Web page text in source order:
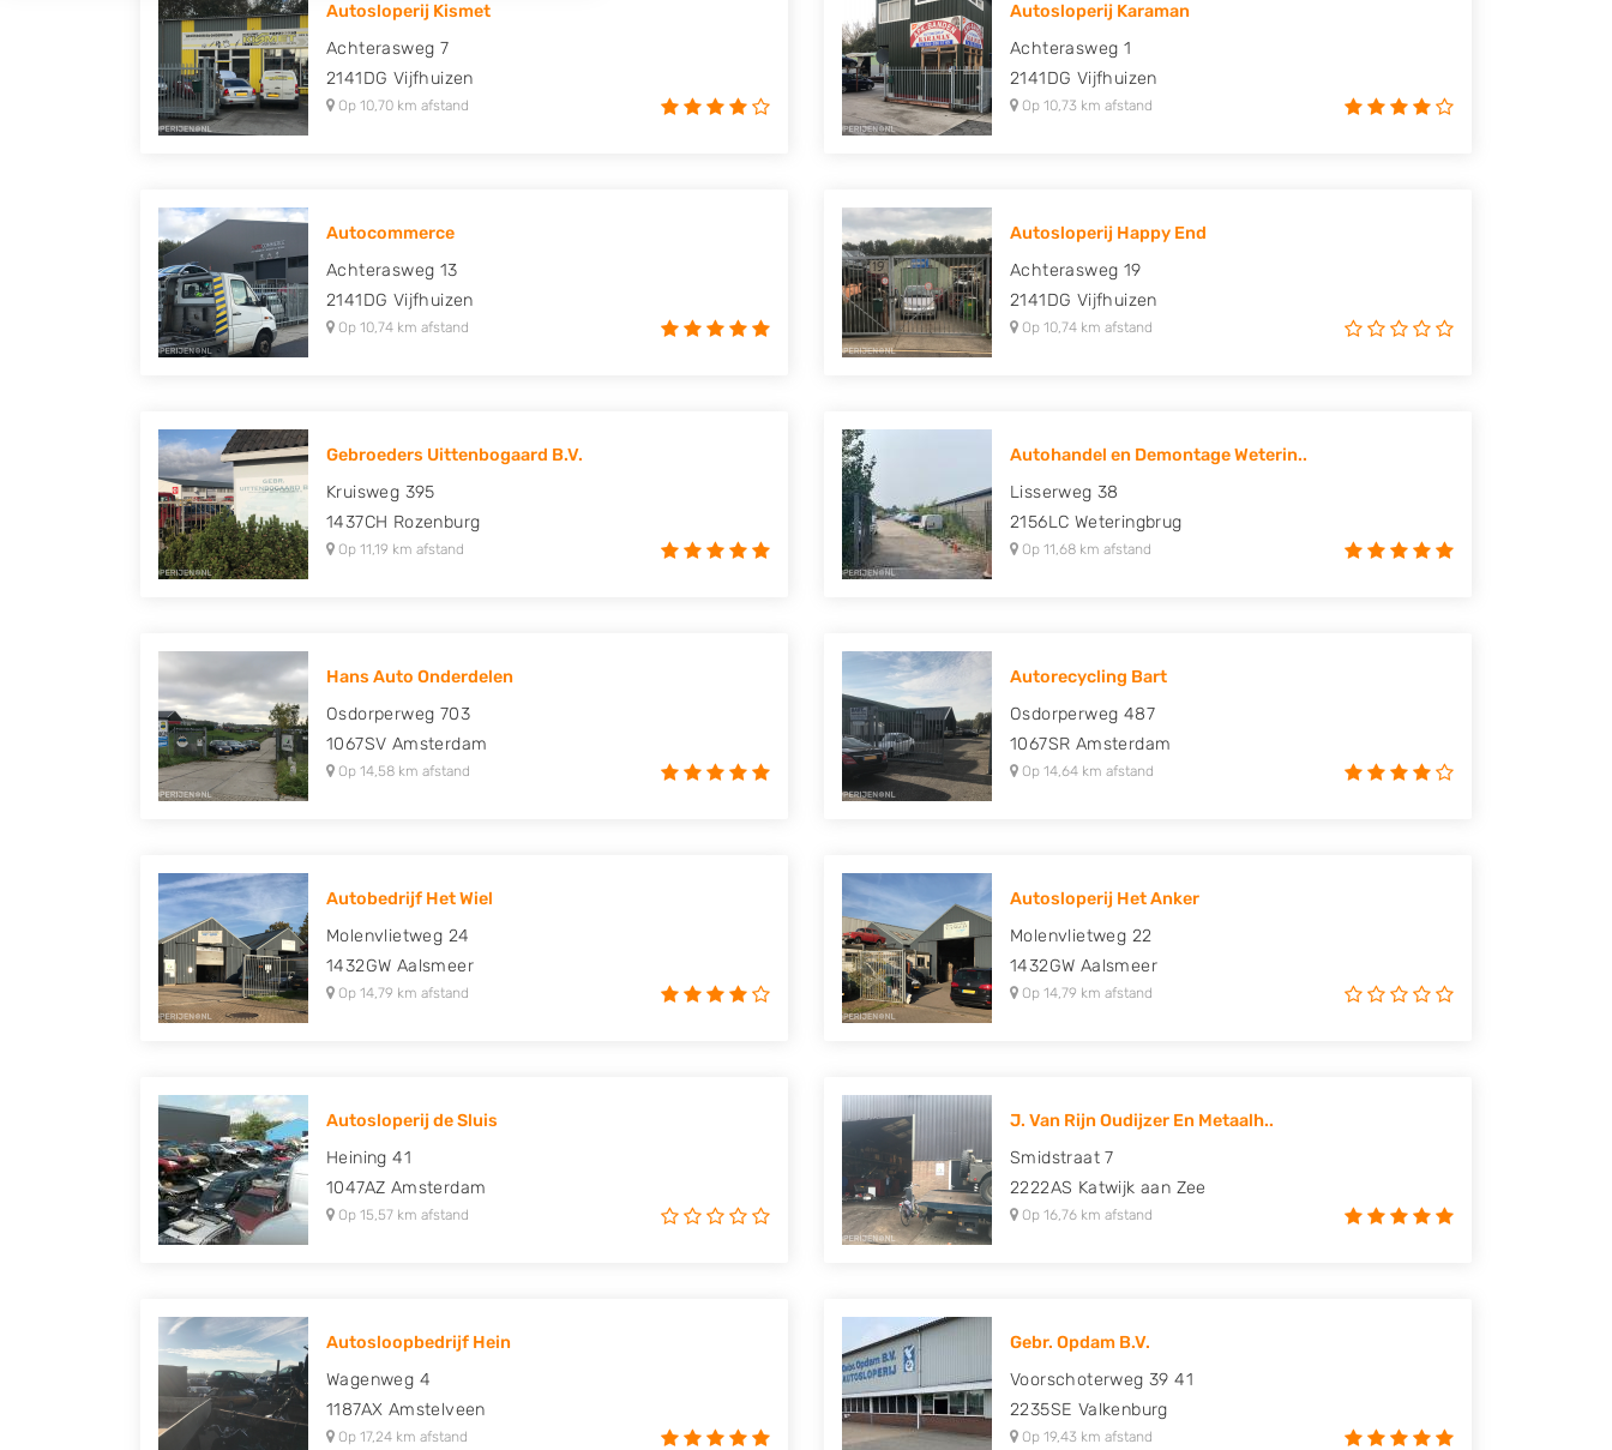
Autosloperij Kismet
Achterasweg 7
2141DG Vijfhuizen
Op 10,70 km afstand
Autosloperij Karaman
Achterasweg 1
2141DG Vijfhuizen
Op 10,73 km afstand
Autocommerce
Achterasweg 13
2141DG Vijfhuizen
Op 10,74 km afstand
Autosloperij Happy End
Achterasweg 19
2141DG Vijfhuizen
Op 10,74 km afstand
Gebroeders Uittenbogaard B.V.
Kruisweg 395
1437CH Rozenburg
Op 11,19 km afstand
Autohandel en Demontage Weterin..
Lisserweg 38
2156LC Weteringbrug
Op 11,68 km afstand
Hans Auto Onderdelen
Osdorperweg 703
1067SV Amsterdam
Op 14,58 km afstand
Autorecycling Bart
Osdorperweg 487
1067SR Amsterdam
Op 14,64 km afstand
Autobedrijf Het Wiel
Molenvlietweg 24
1432GW Aalsmeer
Op 14,79 km afstand
Autosloperij Het Anker
Molenvlietweg 22
1432GW Aalsmeer
Op 14,79 km afstand
Autosloperij de Sluis
Heining 41
1047AZ Amsterdam
Op 15,57 km afstand
J. Van Rijn Oudijzer En Metaalh..
Smidstraat 7
2222AS Katwijk aan Zee
Op 16,76 km afstand
Autosloopbedrijf Hein
Wagenweg 4
1187AX Amstelveen
Op 17,24 km afstand
Gebr. Opdam B.V.
Voorschoterweg 39 41
2235SE Valkenburg
Op 19,43 km afstand